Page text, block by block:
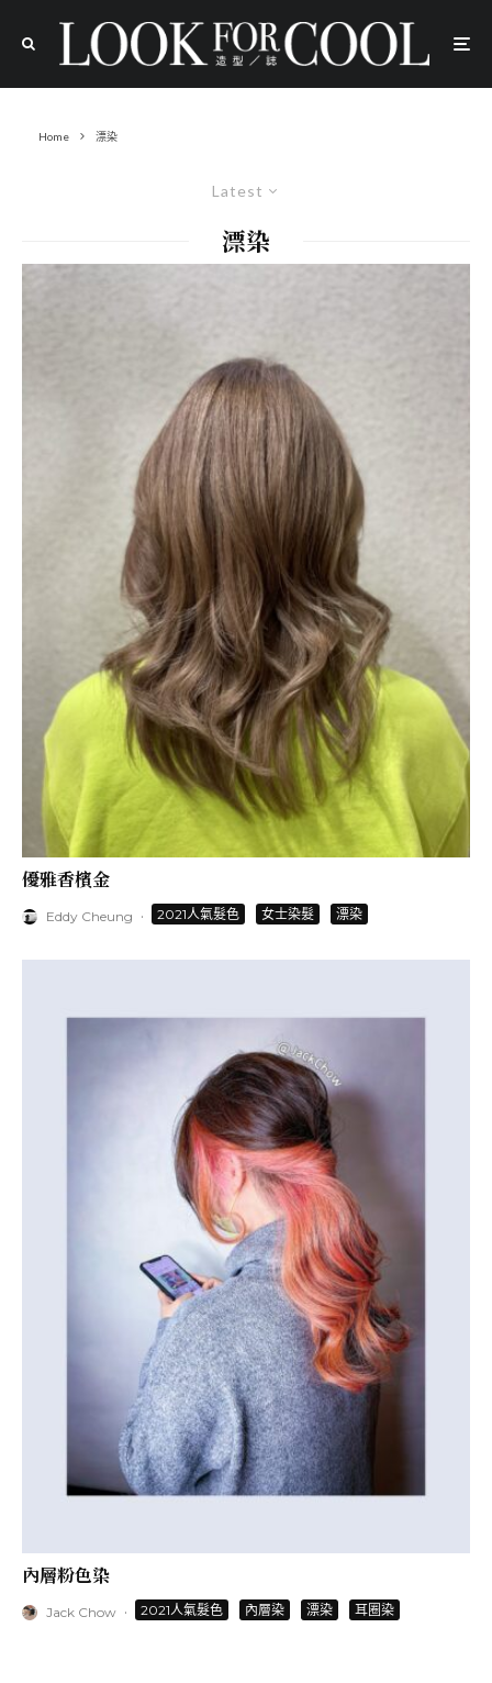
Home 漂染
Latest
漂染
優雅香檳金
Eddy Cheung · 2021人氣髮色 女士染髮 漂染
內層粉色染
Jack Chow · 2021人氣髮色 內層染 漂染 耳圈染